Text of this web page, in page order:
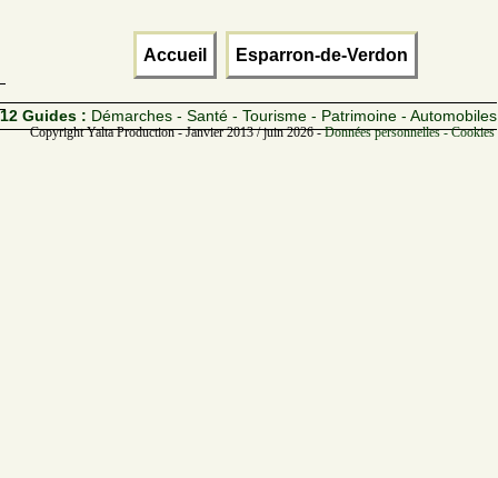
Accueil Esparron-de-Verdon
12 Guides : Démarches - Santé - Tourisme - Patrimoine - Automobiles
Copyright Yalta Production - Janvier 2013 / juin 2026 -Données personnelles -